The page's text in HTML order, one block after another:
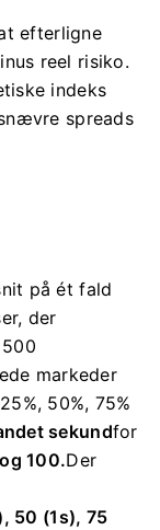
efterligne
reel risiko.
indeks
spreads
på ét fald
der
markeder
50%, 75%
sekundfor
100.Der
50 (1s), 75